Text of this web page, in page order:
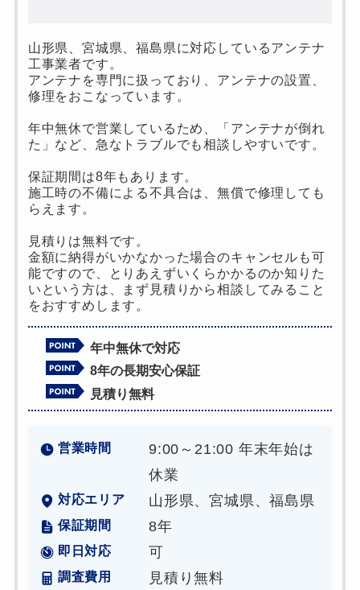
山形県、宮城県、福島県に対応しているアンテナ
工事業者です。
アンテナを専門に扱っており、アンテナの設置、
修理をおこなっています。
年中無休で営業しているため、「アンテナが倒れ
た」など、急なトラブルでも相談しやすいです。
保証期間は8年もあります。
施工時の不備による不具合は、無償で修理しても
らえます。
見積りは無料です。
金額に納得がいかなかった場合のキャンセルも可
能ですので、とりあえずいくらかかるのか知りた
いという方は、まず見積りから相談してみること
をおすすめします。
年中無休で対応
8年の長期安心保証
見積り無料
営業時間
9:00～21:00 年末年始は
休業
対応エリア 山形県、宮城県、福島県
保証期間 8年
即日対応 可
調査費用 見積り無料